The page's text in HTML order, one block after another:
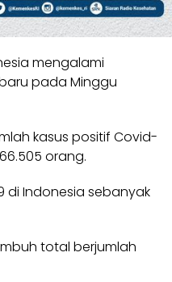
mengalami
pada Minggu
kasus positif Covid-
orang.
di Indonesia sebanyak
total berjumlah